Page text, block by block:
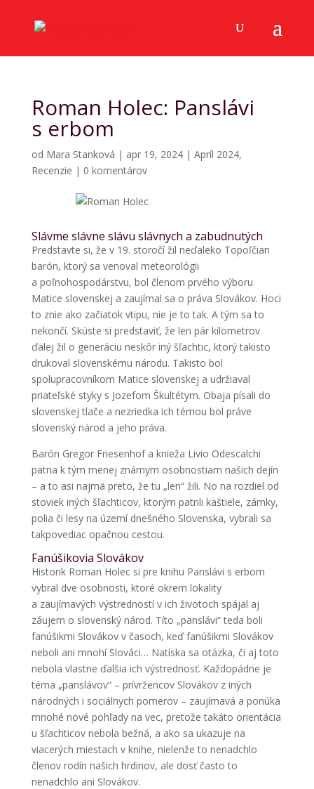
Roman Holec: Panslávi
s erbom
od Mara Stanková | apr 19, 2024| Apríl 2024,
Recenzie | 0 komentárov
Slávme slávne slávu slávnych a zabudnutých
Predstavte si, že v 19. storočí žil neďaleko Topoľčian
barón, ktorý sa venoval meteorológii
a poľnohospodárstvu, bol členom prvého výboru
Matice slovenskej a zaujímal sa o práva Slovákov. Hoci
to znie ako začiatok vtipu, nie je to tak. A tým sa to
nekončí. Skúste si predstaviť, že len pár kilometrov
ďalej žil o generáciu neskôr iný šľachtic, ktorý takisto
drukoval slovenskému národu. Takisto bol
spolupracovníkom Matice slovenskej a udržiaval
priateľské styky s Jozefom Škultétym. Obaja písali do
slovenskej tlače a nezriedka ich témou bol práve
slovenský národ a jeho práva.
Barón Gregor Friesenhof a knieža Livio Odescalchi
patria k tým menej známym osobnostiam našich dejín
– a to asi najmä preto, že tu „len“ žili. No na rozdiel od
stoviek iných šľachticov, ktorým patrili kaštiele, zámky,
polia či lesy na území dnešného Slovenska, vybrali sa
takpovediac opačnou cestou.
Fanúšikovia Slovákov
Historik Roman Holec si pre knihu Panslávi s erbom
vybral dve osobnosti, ktoré okrem lokality
a zaujímavých výstredností v ich životoch spájal aj
záujem o slovenský národ. Títo „panslávi“ teda boli
fanúšikmi Slovákov v časoch, keď fanúšikmi Slovákov
neboli ani mnohí Slováci… Natíska sa otázka, či aj toto
nebola vlastne ďalšia ich výstrednosť. Každopádne je
téma „panslávov“ – prívržencov Slovákov z iných
národných i sociálnych pomerov – zaujímavá a ponúka
mnohé nové pohľady na vec, pretože takáto orientácia
u šľachticov nebola bežná, a ako sa ukazuje na
viacerých miestach v knihe, nielenže to nenadchlo
členov rodín našich hrdinov, ale dosť často to
nenadchlo ani Slovákov.